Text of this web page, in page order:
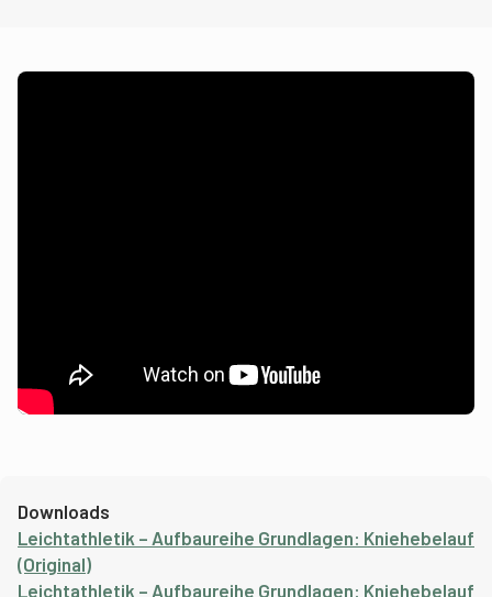
Downloads
Leichtathletik – Aufbaureihe Grundlagen: Kniehebelauf
(Original)
Leichtathletik – Aufbaureihe Grundlagen: Kniehebelauf